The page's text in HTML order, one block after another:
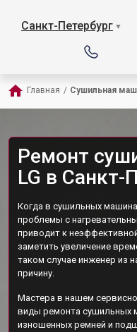
Санкт-Петербург ▼
Главная / Сушильная
Ремонт
LG в Санкт-
Когда в сушильных
проблемы с
приводит к
заметить увеличение
таком случае инженер из
причину.
Мастера в нашем
виды ремонта сушильных
изношенных ремней и